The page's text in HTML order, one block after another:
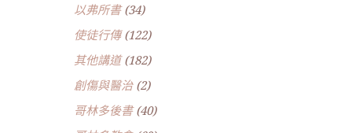
以弗所書(34)
使徒行傳(122)
其他講道(182)
創傷與醫治(2)
哥林多後書(40)